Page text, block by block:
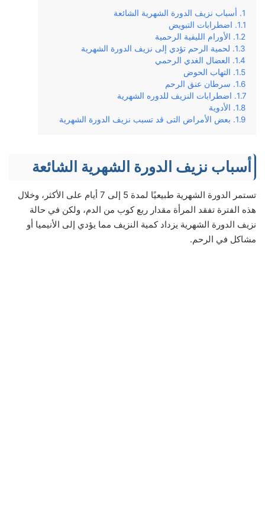
أسباب نزيف الدورة الشهرية الشائعة
اضطرابات التبويض
الأورام الليفية الرحمية
لحمية الرحم تؤدي إلى نزيف الدورة الشهرية
العضال الغدي الرحمي
التهاب الحوض
سرطان عنق الرحم
اضطرابات النزيف للدوره الشهرية
الأدوية
بعض الأمراض التى قد تسبب نزيف الدورة الشهرية
أسباب نزيف الدورة الشهرية الشائعة
تستمر الدورة الشهرية طبيعيًا لمدة 5 إلى 7 أيام على الأكثر، وخلال
هذه الفترة تفقد المرأة مقدار ربع كوب من الدم، ولكن في حالة
نزيف الدورة الشهرية يزداد كمية النزيف مما يؤدي إلى الأنيميا أو
مشاكل في الرحم.